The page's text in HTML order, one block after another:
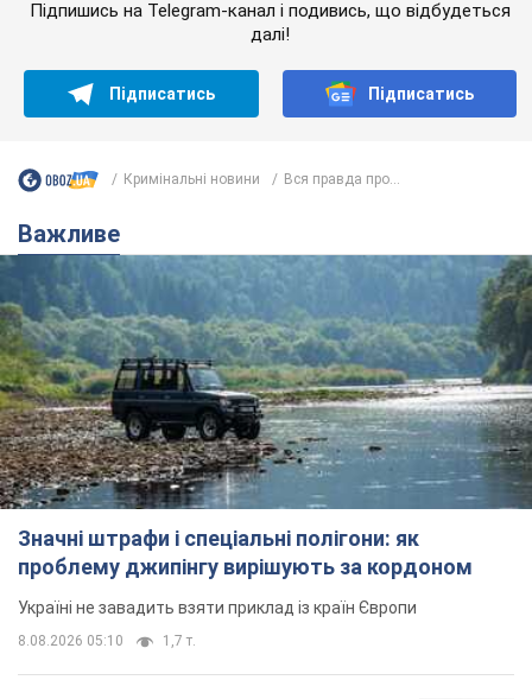
Підпишись на Telegram-канал і подивись, що відбудеться
далі!
Підписатись Підписатись
Кримінальні новини Вся правда про...
Важливе
Значні штрафи і спеціальні полігони: як
проблему джипінгу вирішують за кордоном
Україні не завадить взяти приклад із країн Європи
8.08.2026 05:10 1,7 т.